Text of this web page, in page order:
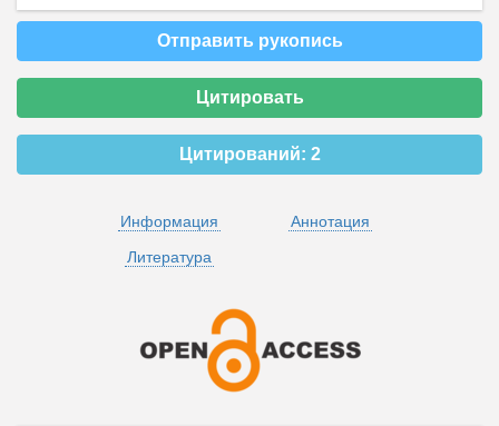
Отправить рукопись
Цитировать
Цитирований: 2
Информация
Аннотация
Литература